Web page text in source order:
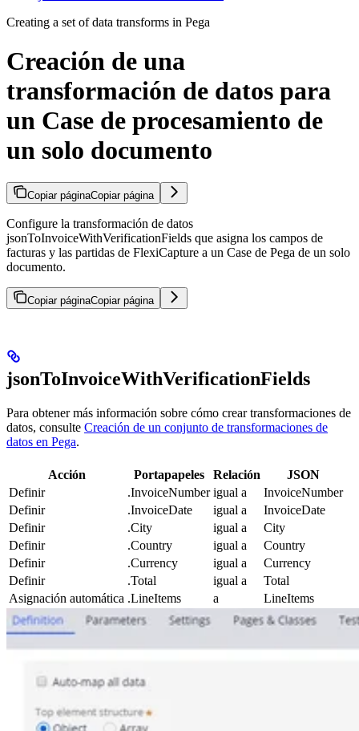
Creating a set of data transforms in Pega
Creación de una
transformación de datos para
un Case de procesamiento de
un solo documento
Copiar páginaCopiar página
Configure la transformación de datos
jsonToInvoiceWithVerificationFields que asigna los campos de
facturas y las partidas de FlexiCapture a un Case de Pega de un solo
documento.
Copiar páginaCopiar página
jsonToInvoiceWithVerificationFields
Para obtener más información sobre cómo crear transformaciones de
datos, consulte Creación de un conjunto de transformaciones de
datos en Pega.
Acción Portapapeles Relación
JSON
Definir
.InvoiceNumber igual a
InvoiceNumber
Definir
.InvoiceDate igual a
InvoiceDate
Definir
.City igual a
City
Definir
.Country igual a
Country
Definir
.Currency igual a
Currency
Definir
.Total igual a
Total
Asignación automática .LineItems a LineItems